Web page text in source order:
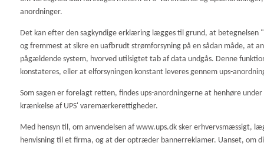
anordninger.
Det kan efter den sagkyndige erklæring lægges til grund, at betegnelsen
og fremmest at sikre en uafbrudt strømforsyning på en sådan måde, at
pågældende system, hvorved utilsigtet tab af data undgås. Denne
konstateres, eller at elforsyningen konstant leveres gennem ups-
Som sagen er forelagt retten, findes ups-anordningerne at henhøre
krænkelse af UPS' varemærkerettigheder.
Med hensyn til, om anvendelsen af www.ups.dk sker erhvervsmæssigt,
henvisning til et firma, og at der optræder bannerreklamer. Uanset, om